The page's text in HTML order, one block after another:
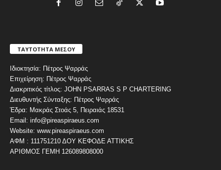
ΤΑΥΤΟΤΗΤΑ ΜΕΣΟΥ
Ιδιοκτησία: Πέτρος Ψαρράς
Επιχείρηση: Πέτρος Ψαρράς
Διακριτικός τίτλος: JOHN PSARRAS S P CHARTERING
Διευθυντής Σύνταξης: Πέτρος Ψαρράς
Έδρα: Μακράς Στοάς 5, Πειραιάς 18531
Email: info@pireaspiraeus.com
Website: www.pireaspiraeus.com
ΑΦΜ : 111751210 ΔΟΥ ΚΕΦΟΔΕ ΑΤΤΙΚΗΣ
ΑΡΙΘΜΟΣ ΓΕΜΗ 126089808000